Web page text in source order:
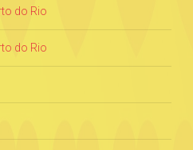
do Rio
do Rio